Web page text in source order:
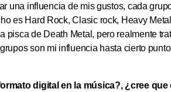
una influencia de mis gustos, cada
es Hard Rock, Clasic rock, Heavy
pisca de Death Metal, pero realmente
son mi influencia hasta cierto
digital en la música?, ¿cree